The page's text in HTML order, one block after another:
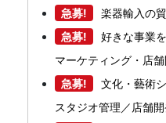
急募!
楽器輸入の
急募!
好きな事業
マーケティング・店
急募!
文化・藝術
スタジオ管理／店舗